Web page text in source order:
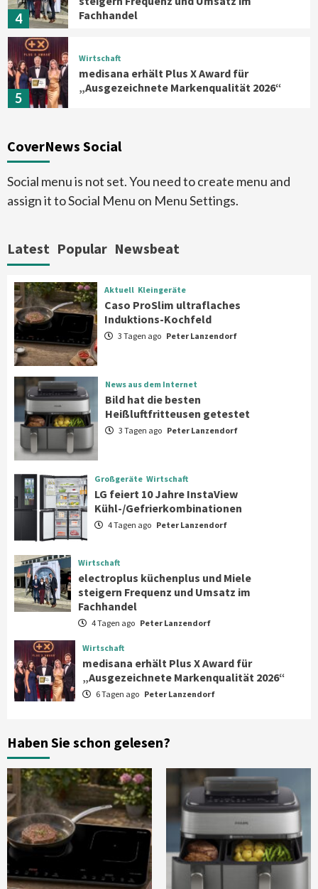
4
Fachhandel
5
Wirtschaft
medisana erhält Plus X Award für
„Ausgezeichnete Markenqualität 2026“
6
Verbraucher setzen immer mehr auf
7
Angeboten
1
Aktuell Kleingeräte
Caso ProSlim ultraflaches Induktions-
Kochfeld
News aus dem Internet
Bild hat die besten Heißluftfritteusen
getestet
3
Großgeräte
LG feiert 10 Jahre InstaView
Kühl-/Gefrierkombinationen
4
Wirtschaft
electroplus küchenplus und Miele
steigern Frequenz und Umsatz im
Fachhandel
5
medisana erhält Plus X Award für
„Ausgezeichnete Markenqualität 2026“
6
Smart Living Top Story
7
Aktuell Großgeräte
Xiaomi bringt drei neue Mijia
Haushaltsgeräte mit Early Bird
Angeboten
CoverNews Social
Social menu is not set. You need to create menu and
assign it to Social Menu on Menu Settings.
Latest Popular Newsbeat
Aktuell Kleingeräte
Caso ProSlim ultraflaches
Induktions-Kochfeld
3 Tagen ago Peter Lanzendorf
News aus dem Internet
Bild hat die besten
Heißluftfritteusen getestet
3 Tagen ago Peter Lanzendorf
Großgeräte Wirtschaft
LG feiert 10 Jahre InstaView
Kühl-/Gefrierkombinationen
4 Tagen ago Peter Lanzendorf
Wirtschaft
electroplus küchenplus und Miele
steigern Frequenz und Umsatz im
Fachhandel
4 Tagen ago Peter Lanzendorf
Wirtschaft
medisana erhält Plus X Award für
„Ausgezeichnete Markenqualität 2026“
6 Tagen ago Peter Lanzendorf
Haben Sie schon gelesen?